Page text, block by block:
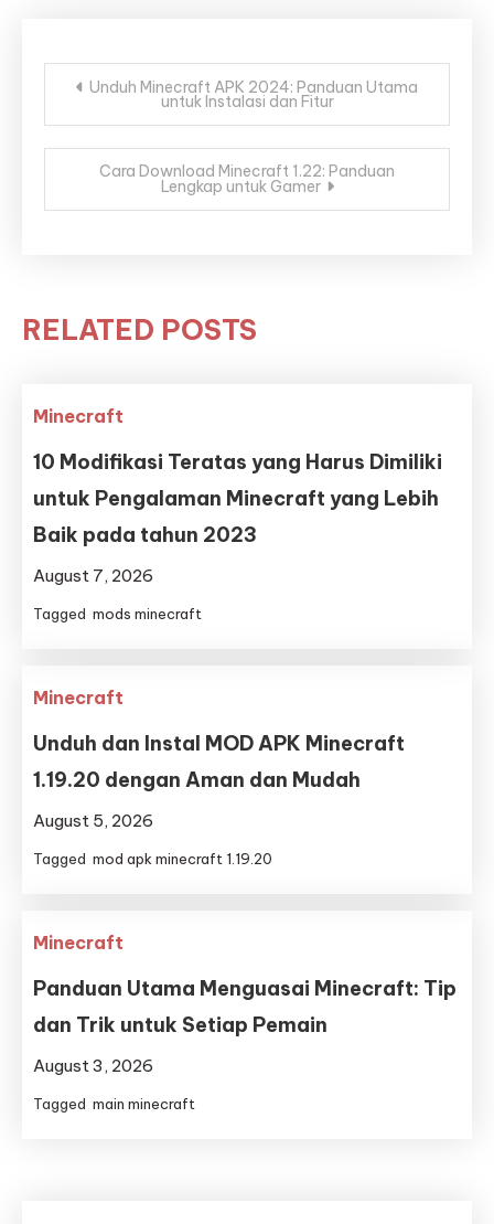
Post
navigation
Unduh Minecraft APK 2024: Panduan Utama
untuk Instalasi dan Fitur
Cara Download Minecraft 1.22: Panduan
Lengkap untuk Gamer
RELATED POSTS
Minecraft
10 Modifikasi Teratas yang Harus Dimiliki
untuk Pengalaman Minecraft yang Lebih
Baik pada tahun 2023
August 7, 2026
Tagged mods minecraft
Minecraft
Unduh dan Instal MOD APK Minecraft
1.19.20 dengan Aman dan Mudah
August 5, 2026
Tagged mod apk minecraft 1.19.20
Minecraft
Panduan Utama Menguasai Minecraft: Tip
dan Trik untuk Setiap Pemain
August 3, 2026
Tagged main minecraft